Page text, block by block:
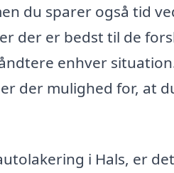
du sparer også tid
der er bedst til de
enhver
der mulighed for, at
i Hals, er